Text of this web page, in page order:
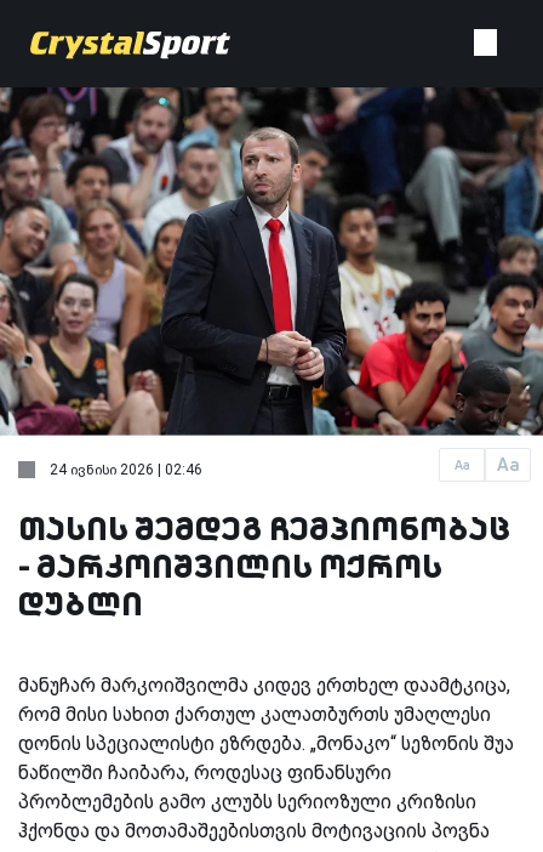
Aa Aa
24 ივნისი 2026 | 02:46
თასის შემდეგ ჩემპიონობაც
- მარკოიშვილის ოქროს
დუბლი
მანუჩარ მარკოიშვილმა კიდევ ერთხელ დაამტკიცა,
რომ მისი სახით ქართულ კალათბურთს უმაღლესი
დონის სპეციალისტი ეზრდება. „მონაკო“ სეზონის შუა
ნაწილში ჩაიბარა, როდესაც ფინანსური
პრობლემების გამო კლუბს სერიოზული კრიზისი
ჰქონდა და მოთამაშეებისთვის მოტივაციის პოვნა